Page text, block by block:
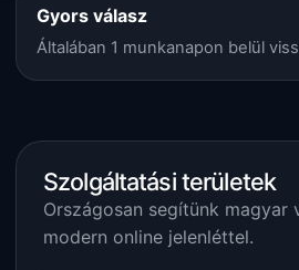
Gyors válasz
Általában 1 munkanapon belül
Szolgáltatási területek
Országosan segítünk magyar
modern online jelenléttel.